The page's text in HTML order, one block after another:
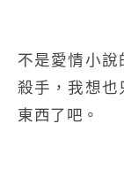
不是愛情小說
殺手，我想也
東西了吧。